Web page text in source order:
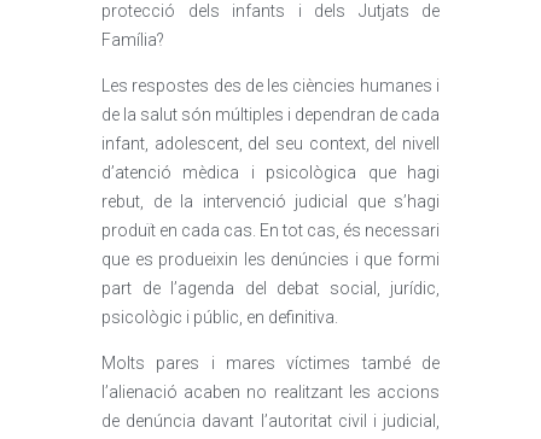
protecció dels infants i dels Jutjats de
Família?
Les respostes des de les ciències humanes i
de la salut són múltiples i dependran de cada
infant, adolescent, del seu context, del nivell
d’atenció mèdica i psicològica que hagi
rebut, de la intervenció judicial que s’hagi
produït en cada cas. En tot cas, és necessari
que es produeixin les denúncies i que formi
part de l’agenda del debat social, jurídic,
psicològic i públic, en definitiva.
Molts pares i mares víctimes també de
l’alienació acaben no realitzant les accions
de denúncia davant l’autoritat civil i judicial,